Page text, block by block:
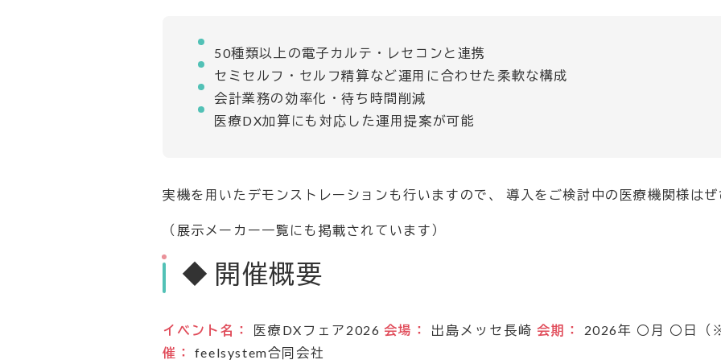
50種類以上の電子カルテ・レセコンと連携
セミセルフ・セルフ精算など運用に合わせた柔軟な構成
会計業務の効率化・待ち時間削減
医療DX加算にも対応した運用提案が可能
実機を用いたデモンストレーションも行いますので、 導入をご検討中の医療機関様はぜ
（展示メーカー一覧にも掲載されています）
◆ 開催概要
イベント名： 医療DXフェア2026会場： 出島メッセ長崎 会期： 2026年 ○月 ○日（※
催：
feelsystem合同会社